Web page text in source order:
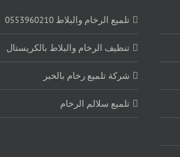
تلميع الرخام والبلاط 0553960210
تنظيف الرخام والبلاط بالكريستال
شركة تلميع رخام بالخبر
تلميع سلالم الرخام